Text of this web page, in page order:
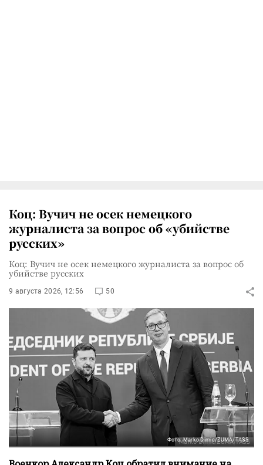
Коц: Вучич не осек немецкого
журналиста за вопрос об «убийстве
русских»
Коц: Вучич не осек немецкого журналиста за вопрос об
убийстве русских
9 августа 2026, 12:56 50
Фото: Marko Dimic/ZUMA/TASS